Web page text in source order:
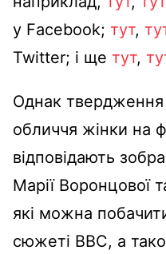
у Facebook; тут,
Twitter; і ще тут,
Однак
обличчя жінки на
відповідають
Марії Воронцової
які можна
сюжеті BBC, а